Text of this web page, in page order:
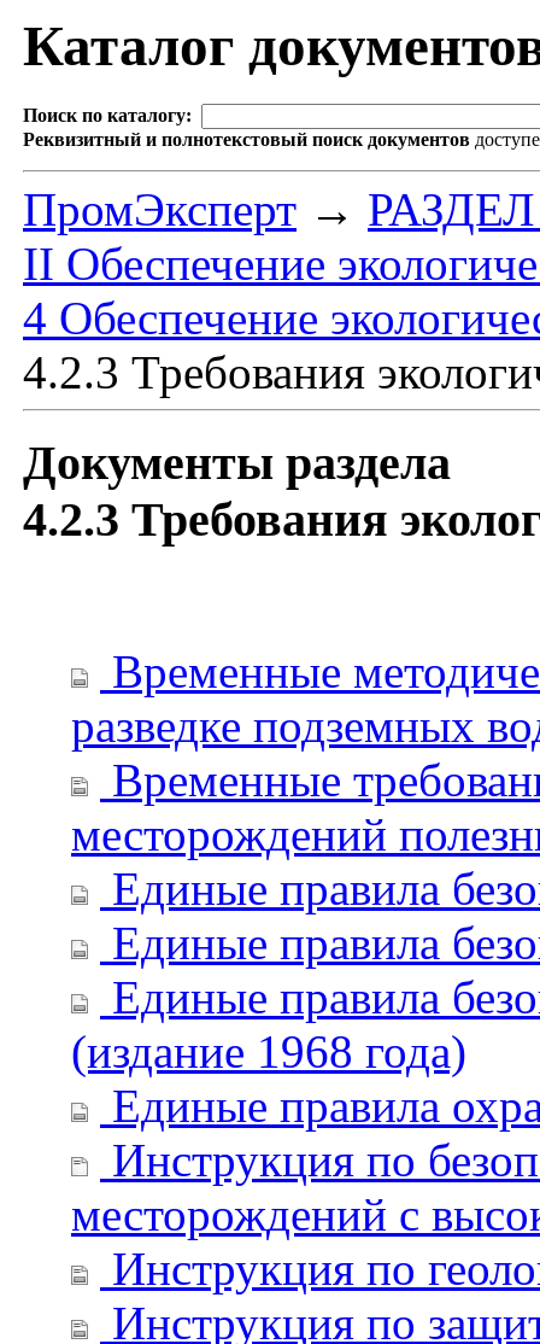
Каталог
Поиск по каталогу:
Реквизитный и полнотекстовый поиск документов
ПромЭксперт →
II Обеспечение
4 Обеспечение
4.2.3 Требования
Документы раздела
4.2.3 Требования
Временные
разведке подземных
Временные
месторождений
Единые правила
Единые правила
Единые правила
(издание 1968 года)
Единые правила
Инструкция по
месторождений с
Инструкция по
Инструкция по